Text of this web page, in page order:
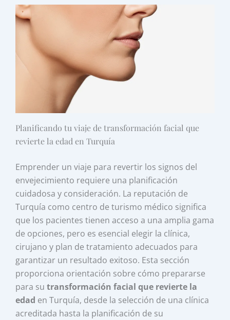
Planificando tu viaje de transformación facial que
revierte la edad en Turquía
Emprender un viaje para revertir los signos del
envejecimiento requiere una planificación
cuidadosa y consideración. La reputación de
Turquía como centro de turismo médico significa
que los pacientes tienen acceso a una amplia gama
de opciones, pero es esencial elegir la clínica,
cirujano y plan de tratamiento adecuados para
garantizar un resultado exitoso. Esta sección
proporciona orientación sobre cómo prepararse
para sutransformación facial que revierte la
edad en Turquía, desde la selección de una clínica
acreditada hasta la planificación de su